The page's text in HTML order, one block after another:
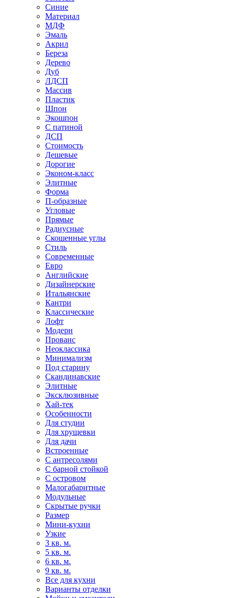
Синие
Материал
МДФ
Эмаль
Акрил
Береза
Дерево
Дуб
ЛДСП
Массив
Пластик
Шпон
Экошпон
С патиной
ДСП
Стоимость
Дешевые
Дорогие
Эконом-класс
Элитные
Форма
П-образные
Угловые
Прямые
Радиусные
Скошенные углы
Стиль
Современные
Евро
Английские
Дизайнерские
Итальянские
Кантри
Классические
Лофт
Модерн
Прованс
Неоклассика
Минимализм
Под старину
Скандинавские
Элитные
Эксклюзивные
Хай-тек
Особенности
Для студии
Для хрущевки
Для дачи
Встроенные
С антресолями
С барной стойкой
С островом
Малогабаритные
Модульные
Скрытые ручки
Размер
Мини-кухни
Узкие
3 кв. м.
5 кв. м.
6 кв. м.
9 кв. м.
Все для кухни
Варианты отделки